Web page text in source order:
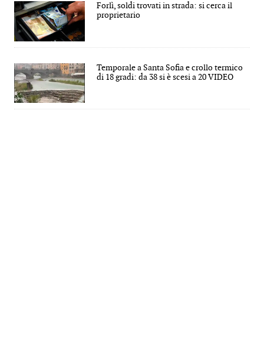
Forlì, soldi trovati in strada: si cerca il
proprietario
Temporale a Santa Sofia e crollo termico
di 18 gradi: da 38 si è scesi a 20 VIDEO